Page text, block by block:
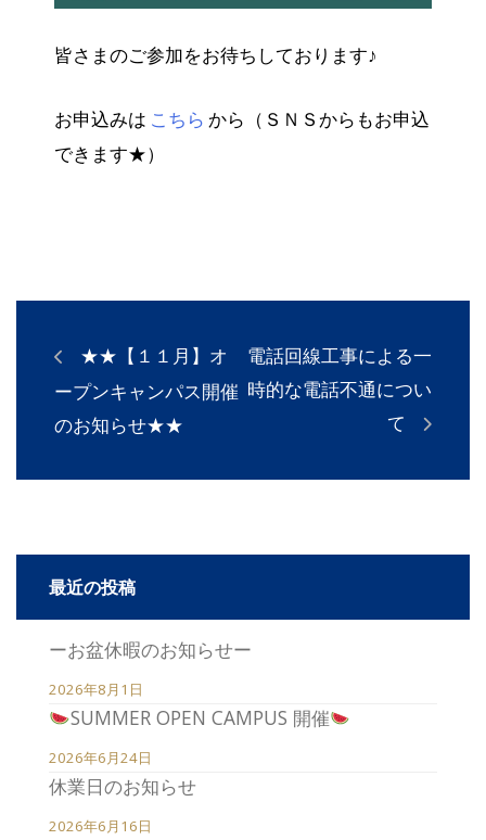
皆さまのご参加をお待ちしております♪
お申込みは こちら から（ＳＮＳからもお申込
できます★）
★★【１１月】オ
ープンキャンパス開催
のお知らせ★★
電話回線工事による一
時的な電話不通につい
て
最近の投稿
ーお盆休暇のお知らせー
2026年8月1日
SUMMER OPEN CAMPUS 開催
2026年6月24日
休業日のお知らせ
2026年6月16日